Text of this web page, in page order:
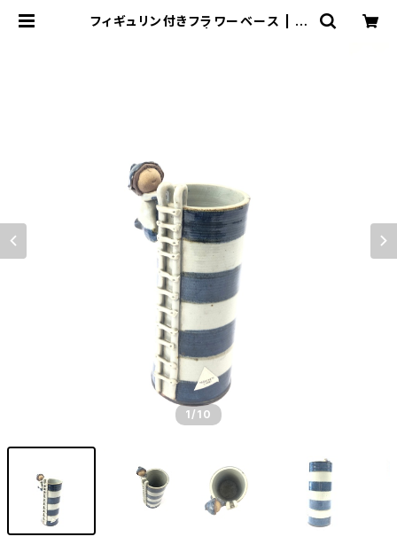
フィギュリン付きフラワーベース | ト
1/10